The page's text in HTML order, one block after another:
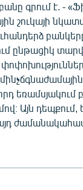
գրում է. -
շուկայի
ընթացիկ
եռամսյակում
Այն